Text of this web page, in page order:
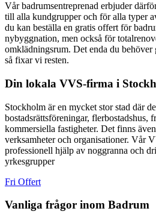
Vår badrumsentreprenad erbjuder
till alla kundgrupper och för alla typer
du kan beställa en gratis offert för
nybyggnation, men också för
omklädningsrum. Det enda du behöver
så fixar vi resten.
Din lokala VVS-firma i
Stockholm är en mycket stor stad där
bostadsrättsföreningar, flerbostadshus,
kommersiella fastigheter. Det finns
verksamheter och organisationer. Vår
professionell hjälp av noggranna och
yrkesgrupper
Fri Offert
Vanliga frågor inom Badrum